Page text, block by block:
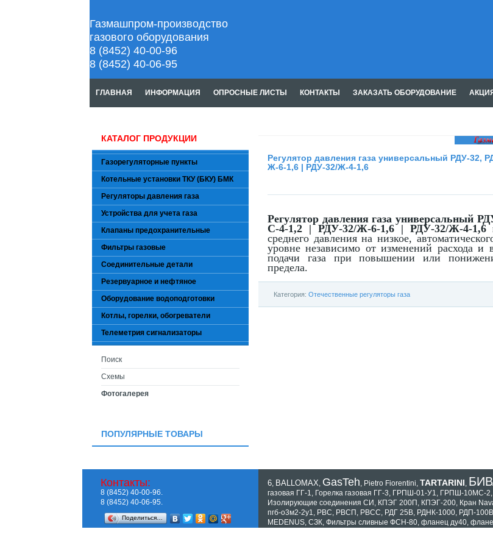
Газмашпром-производство
газового оборудования
8 (8452) 40-00-96
8 (8452) 40-06-95
ГЛАВНАЯ ИНФОРМАЦИЯ ОПРОСНЫЕ ЛИСТЫ КОНТАКТЫ ЗАКАЗАТЬ ОБОРУДОВАНИЕ АКЦИЯ
Регулятор давления газа универсальный РДУ-32,
Ж-6-1,6 | РДУ-32/Ж-4-1,6
Регулятор давления газа универсальный
С-4-1,2 | РДУ-32/Ж-6-1,6 | РДУ-32/Ж-4-1,6
среднего давления на низкое,
уровне независимо от изменений расхода и
подачи газа при повышении или
предела.
Категория: Отечественные регуляторы газа
КАТАЛОГ ПРОДУКЦИИ
Газорегуляторные пункты
Котельные установки ТКУ (БКУ) БМК
Регуляторы давления газа
Устройства для учета газа
Клапаны предохранительные
Фильтры газовые
Соединительные детали
Резервуарное и нефтяное
Оборудование водоподготовки
Котлы, горелки, обогреватели
Телеметрия сигнализаторы
Поиск
Схемы
Фотогалерея
ПОПУЛЯРНЫЕ ТОВАРЫ
6, BALLOMAX, GasTeh, Pietro Fiorentini, TARTARINI,
газовая ГГ-1, Горелка газовая ГГ-3, ГРПШ-01-У1, ГРПШ-10МС-2,
Изолирующие соединения СИ , КПЭГ 200П , КПЭГ-200, Кран
пгб-о3м2-2у1, РВС, РВСП , РВСС, РДГ 25В, РДНК-1000, РДП-100В
MEDENUS, СЗК, Фильтры сливные ФСН-80, фланец ду40,
Контакты:
8 (8452) 40-00-96.
8 (8452) 40-06-95.
Поделиться…